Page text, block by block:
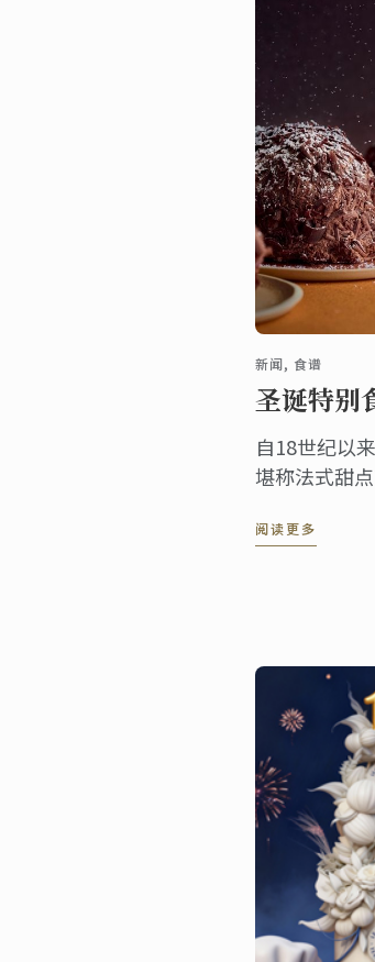
新闻, 食谱
圣诞特别
自18世纪以
堪称法式甜
克瓦兹饼与
阅读更多